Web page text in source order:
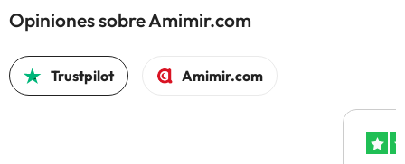
Opiniones sobre Amimir.com
Trustpilot Amimir.com